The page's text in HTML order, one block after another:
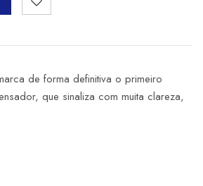
de forma definitiva o primeiro
que sinaliza com muita clareza,